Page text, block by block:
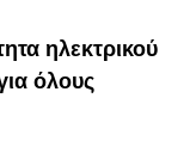
ηλεκτρικού
όλους